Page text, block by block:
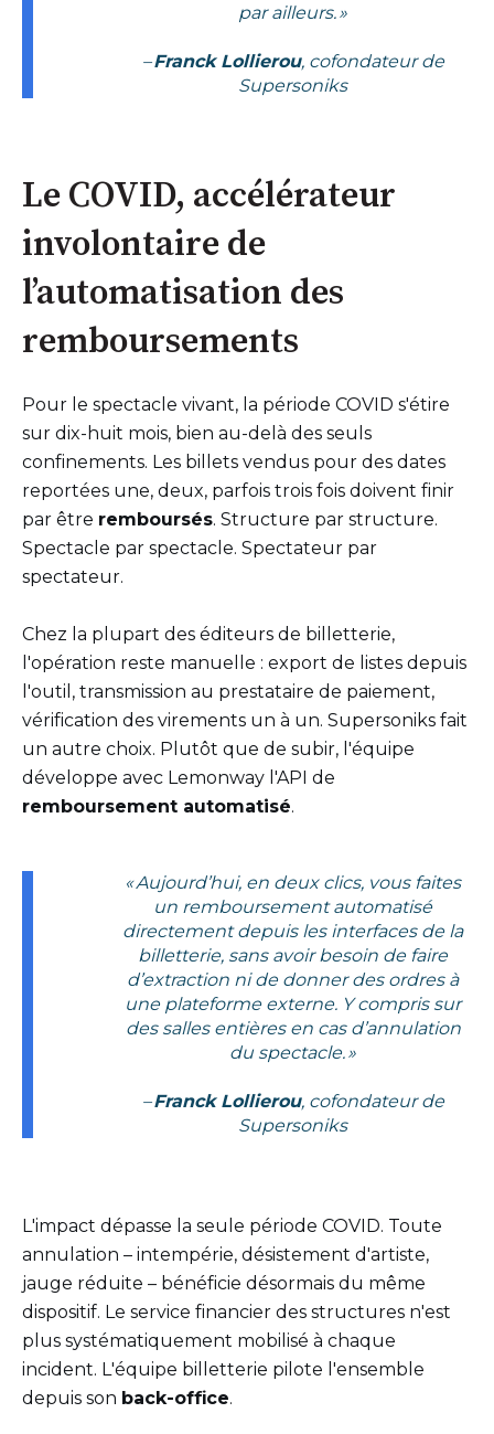
par ailleurs. »
–Franck Lollierou, cofondateur de
Supersoniks
Le COVID, accélérateur
involontaire de
l’automatisation des
remboursements
Pour le spectacle vivant, la période COVID s'étire
sur dix-huit mois, bien au-delà des seuls
confinements. Les billets vendus pour des dates
reportées une, deux, parfois trois fois doivent finir
par être remboursés. Structure par structure.
Spectacle par spectacle. Spectateur par
spectateur.
Chez la plupart des éditeurs de billetterie,
l'opération reste manuelle : export de listes depuis
l'outil, transmission au prestataire de paiement,
vérification des virements un à un. Supersoniks fait
un autre choix. Plutôt que de subir, l'équipe
développe avec Lemonway l'API de
remboursement automatisé.
« Aujourd’hui, en deux clics, vous faites
un remboursement automatisé
directement depuis les interfaces de la
billetterie, sans avoir besoin de faire
d’extraction ni de donner des ordres à
une plateforme externe. Y compris sur
des salles entières en cas d’annulation
du spectacle. »
–Franck Lollierou, cofondateur de
Supersoniks
L'impact dépasse la seule période COVID. Toute
annulation – intempérie, désistement d'artiste,
jauge réduite – bénéficie désormais du même
dispositif. Le service financier des structures n'est
plus systématiquement mobilisé à chaque
incident. L'équipe billetterie pilote l'ensemble
depuis son back-office.